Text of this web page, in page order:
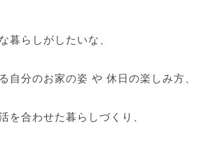
暮らしがしたいな、
自分のお家の姿 や 休日の楽しみ方、
を合わせた暮らしづくり、